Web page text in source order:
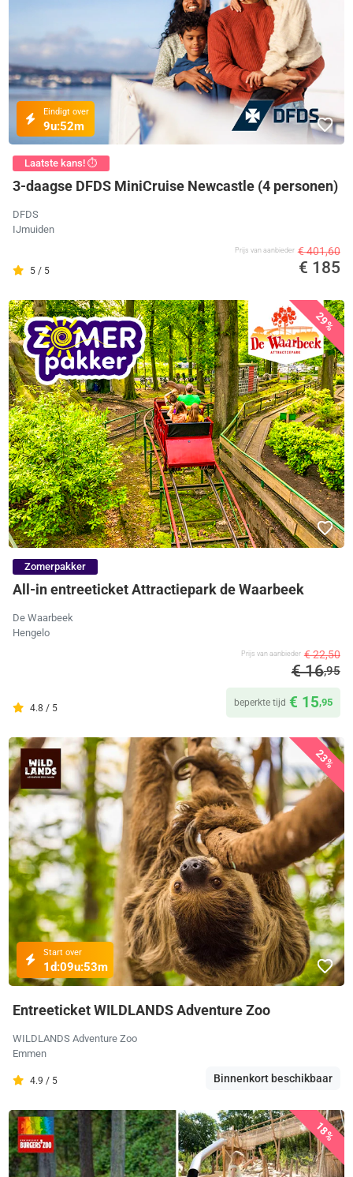
Eindigt over
9u:52m
Laatste kans! ⏱️
3-daagse DFDS MiniCruise Newcastle (4 personen)
DFDS
IJmuiden
5 / 5
Prijs van aanbieder € 401,60
€ 185
29%
Zomerpakker
All-in entreeticket Attractiepark de Waarbeek
De Waarbeek
Hengelo
4.8 / 5
Prijs van aanbieder € 22,50
€ 16,95
beperkte tijd € 15,95
23%
Start over
1d:09u:53m
Entreeticket WILDLANDS Adventure Zoo
WILDLANDS Adventure Zoo
Emmen
4.9 / 5 Binnenkort beschikbaar
18%